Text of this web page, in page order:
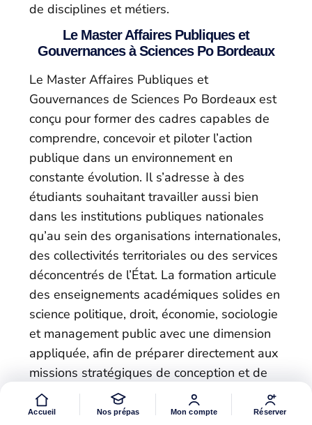
de disciplines et métiers.
Le Master Affaires Publiques et
Gouvernances à Sciences Po Bordeaux
Le Master Affaires Publiques et
Gouvernances de Sciences Po Bordeaux est
conçu pour former des cadres capables de
comprendre, concevoir et piloter l’action
publique dans un environnement en
constante évolution. Il s’adresse à des
étudiants souhaitant travailler aussi bien
dans les institutions publiques nationales
qu’au sein des organisations internationales,
des collectivités territoriales ou des services
déconcentrés de l’État. La formation articule
des enseignements académiques solides en
science politique, droit, économie, sociologie
et management public avec une dimension
appliquée, afin de préparer directement aux
missions stratégiques de conception et de
mise en œuvre des politiques publiques.
Le master offre plusieurs spécialisations
Accueil Nos prépas Mon compte Réserver